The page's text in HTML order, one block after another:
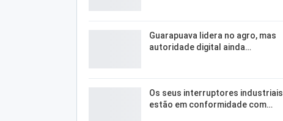
Guarapuava lidera no agro, mas
autoridade digital ainda…
Os seus interruptores industriais
estão em conformidade com…